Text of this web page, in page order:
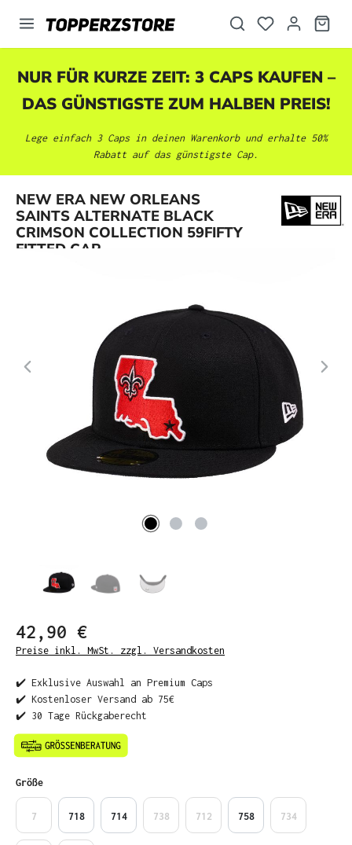
springen
NUR FÜR KURZE ZEIT: 3 CAPS KAUFEN –
DAS GÜNSTIGSTE ZUM HALBEN PREIS!
Lege einfach 3 Caps in deinen Warenkorb und erhalte 50%
Rabatt auf das günstigste Cap.
NEW ERA NEW ORLEANS
SAINTS ALTERNATE BLACK
CRIMSON COLLECTION 59FIFTY
FITTED CAP
Bildergalerie überspringen
42,90 €
Preise inkl. MwSt. zzgl. Versandkosten
✔️ Exklusive Auswahl an Premium Caps
✔️ Kostenloser Versand ab 75€
✔️ 30 Tage Rückgaberecht
Größeauswählen
7 718 714 738 712 758 734